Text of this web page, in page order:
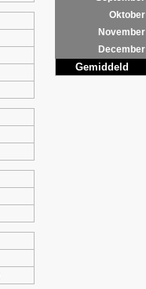
Oktober
November
December
Gemiddeld